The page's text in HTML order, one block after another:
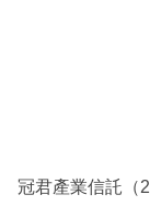
區
冠君產業信託（